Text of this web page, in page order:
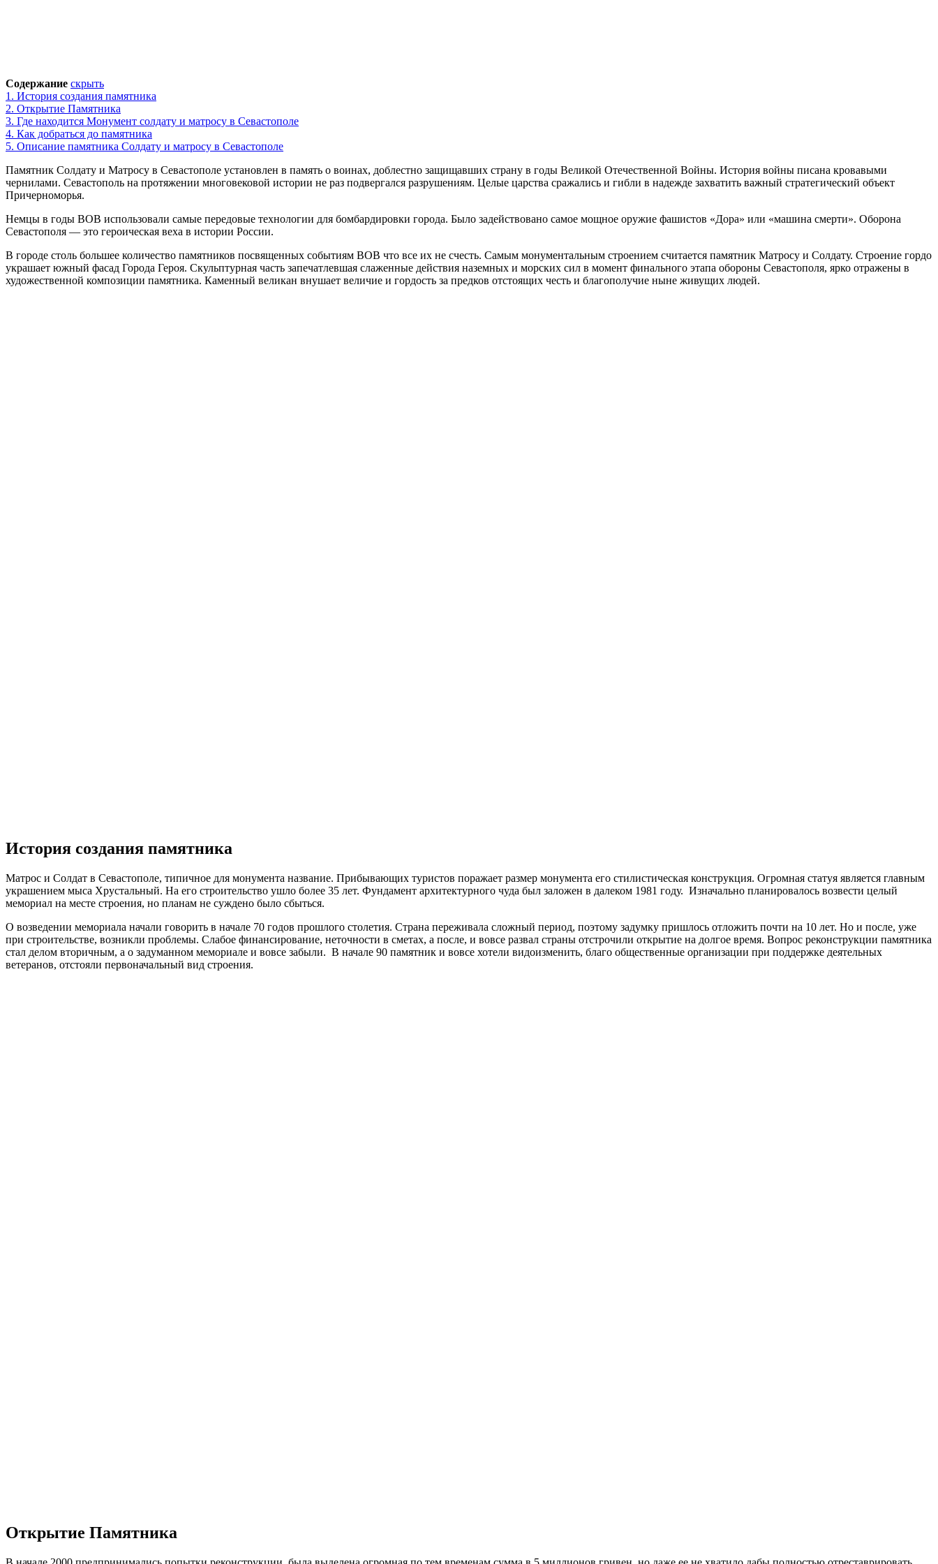
Содержание скрыть
1. История создания памятника
2. Открытие Памятника
3. Где находится Монумент солдату и матросу в Севастополе
4. Как добраться до памятника
5. Описание памятника Солдату и матросу в Севастополе
Памятник Солдату и Матросу в Севастополе установлен в память о воинах, доблестно защищавших страну в годы Великой Отечественной Войны. История войны писана кровавыми
чернилами. Севастополь на протяжении многовековой истории не раз подвергался разрушениям. Целые царства сражались и гибли в надежде захватить важный стратегический объект
Причерноморья.
Немцы в годы ВОВ использовали самые передовые технологии для бомбардировки города. Было задействовано самое мощное оружие фашистов «Дора» или «машина смерти». Оборона
Севастополя — это героическая веха в истории России.
В городе столь большее количество памятников посвященных событиям ВОВ что все их не счесть. Самым монументальным строением считается памятник Матросу и Солдату. Строение гордо
украшает южный фасад Города Героя. Скульптурная часть запечатлевшая слаженные действия наземных и морских сил в момент финального этапа обороны Севастополя, ярко отражены в
художественной композиции памятника. Каменный великан внушает величие и гордость за предков отстоящих честь и благополучие ныне живущих людей.
История создания памятника
Матрос и Солдат в Севастополе, типичное для монумента название. Прибывающих туристов поражает размер монумента его стилистическая конструкция. Огромная статуя является главным
украшением мыса Хрустальный. На его строительство ушло более 35 лет. Фундамент архитектурного чуда был заложен в далеком 1981 году. Изначально планировалось возвести целый
мемориал на месте строения, но планам не суждено было сбыться.
О возведении мемориала начали говорить в начале 70 годов прошлого столетия. Страна переживала сложный период, поэтому задумку пришлось отложить почти на 10 лет. Но и после, уже
при строительстве, возникли проблемы. Слабое финансирование, неточности в сметах, а после, и вовсе развал страны отстрочили открытие на долгое время. Вопрос реконструкции памятника
стал делом вторичным, а о задуманном мемориале и вовсе забыли. В начале 90 памятник и вовсе хотели видоизменить, благо общественные организации при поддержке деятельных
ветеранов, отстояли первоначальный вид строения.
Открытие Памятника